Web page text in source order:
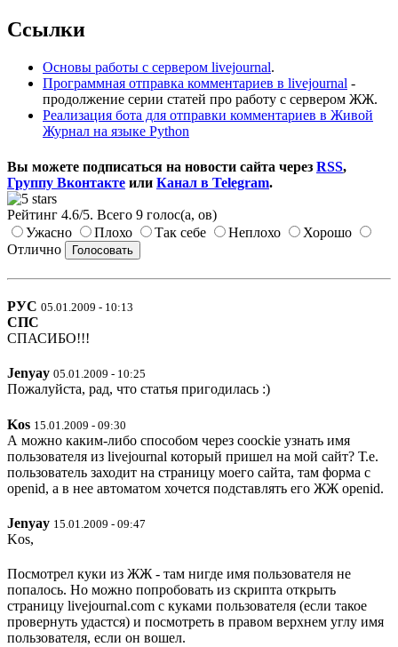
Ссылки
Основы работы с сервером livejournal.
Программная отправка комментариев в livejournal -
продолжение серии статей про работу с сервером ЖЖ.
Реализация бота для отправки комментариев в Живой
Журнал на языке Python
Вы можете подписаться на новости сайта через RSS,
Группу Вконтакте или Канал в Telegram.
Рейтинг 4.6/5. Всего 9 голос(а, ов)
Ужасно
Плохо Так себе Неплохо
Хорошо
Отлично
РУС 05.01.2009 - 10:13
СПС
СПАСИБО!!!
Jenyay 05.01.2009 - 10:25
Пожалуйста, рад, что статья пригодилась :)
Kos 15.01.2009 - 09:30
А можно каким-либо способом через coockie узнать имя
пользователя из livejournal который пришел на мой сайт? Т.е.
пользователь заходит на страницу моего сайта, там форма с
openid, а в нее автоматом хочется подставлять его ЖЖ openid.
Jenyay 15.01.2009 - 09:47
Kos,
Посмотрел куки из ЖЖ - там нигде имя пользователя не
попалось. Но можно попробовать из скрипта открыть
страницу livejournal.com с куками пользователя (если такое
провернуть удастся) и посмотреть в правом верхнем углу имя
пользователя, если он вошел.